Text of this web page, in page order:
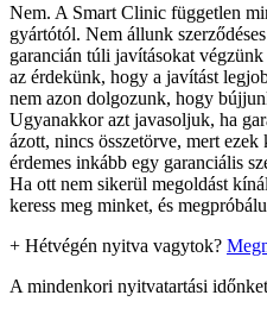
Nem. A Smart Clinic független
gyártótól. Nem állunk
garancián túli javításokat
az érdekünk, hogy a javítást
nem azon dolgozunk, hogy
Ugyanakkor azt javasoljuk, ha
ázott, nincs összetörve, mert
érdemes inkább egy garanciális
Ha ott nem sikerül megoldást
keress meg minket, és
+ Hétvégén nyitva vagytok?
A mindenkori nyitvatartási időnket